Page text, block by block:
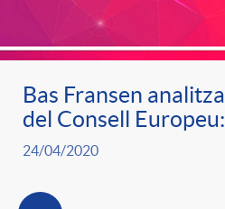
r
a
S
p
e
r
e
n
i
l
c
Bas Fransen
del Consell
24/04/2020